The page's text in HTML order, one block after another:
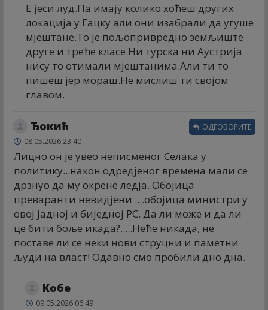
Е јеси луд.Па имају колико хоћеш других
локација у Гацку али они изабрали да угуше
мјештане.То је пољопривредно земљиште
друге и треће класе.Ни турска ни Аустрија
нису то отимали мјештанима.Али ти то
пишеш јер мораш.Не мислиш ти својом
главом.
Ђокић
08.05.2026 23:40
Лицно он је увео неписменог Селака у
политику...након одредјеног времена мали се
дрзнуо да му окрене ледја. Обојица
преваранти невидјени ....обојица министри у
овој јадној и биједној РС. Да ли може и да ли
це бити боље икада?.....Неће никада, не
поставе ли се неки нови струцни и паметни
људи на власт! Одавно смо пробили дно дна.
ОДГОВОРИТЕ
Кобе
09.05.2026 06:49